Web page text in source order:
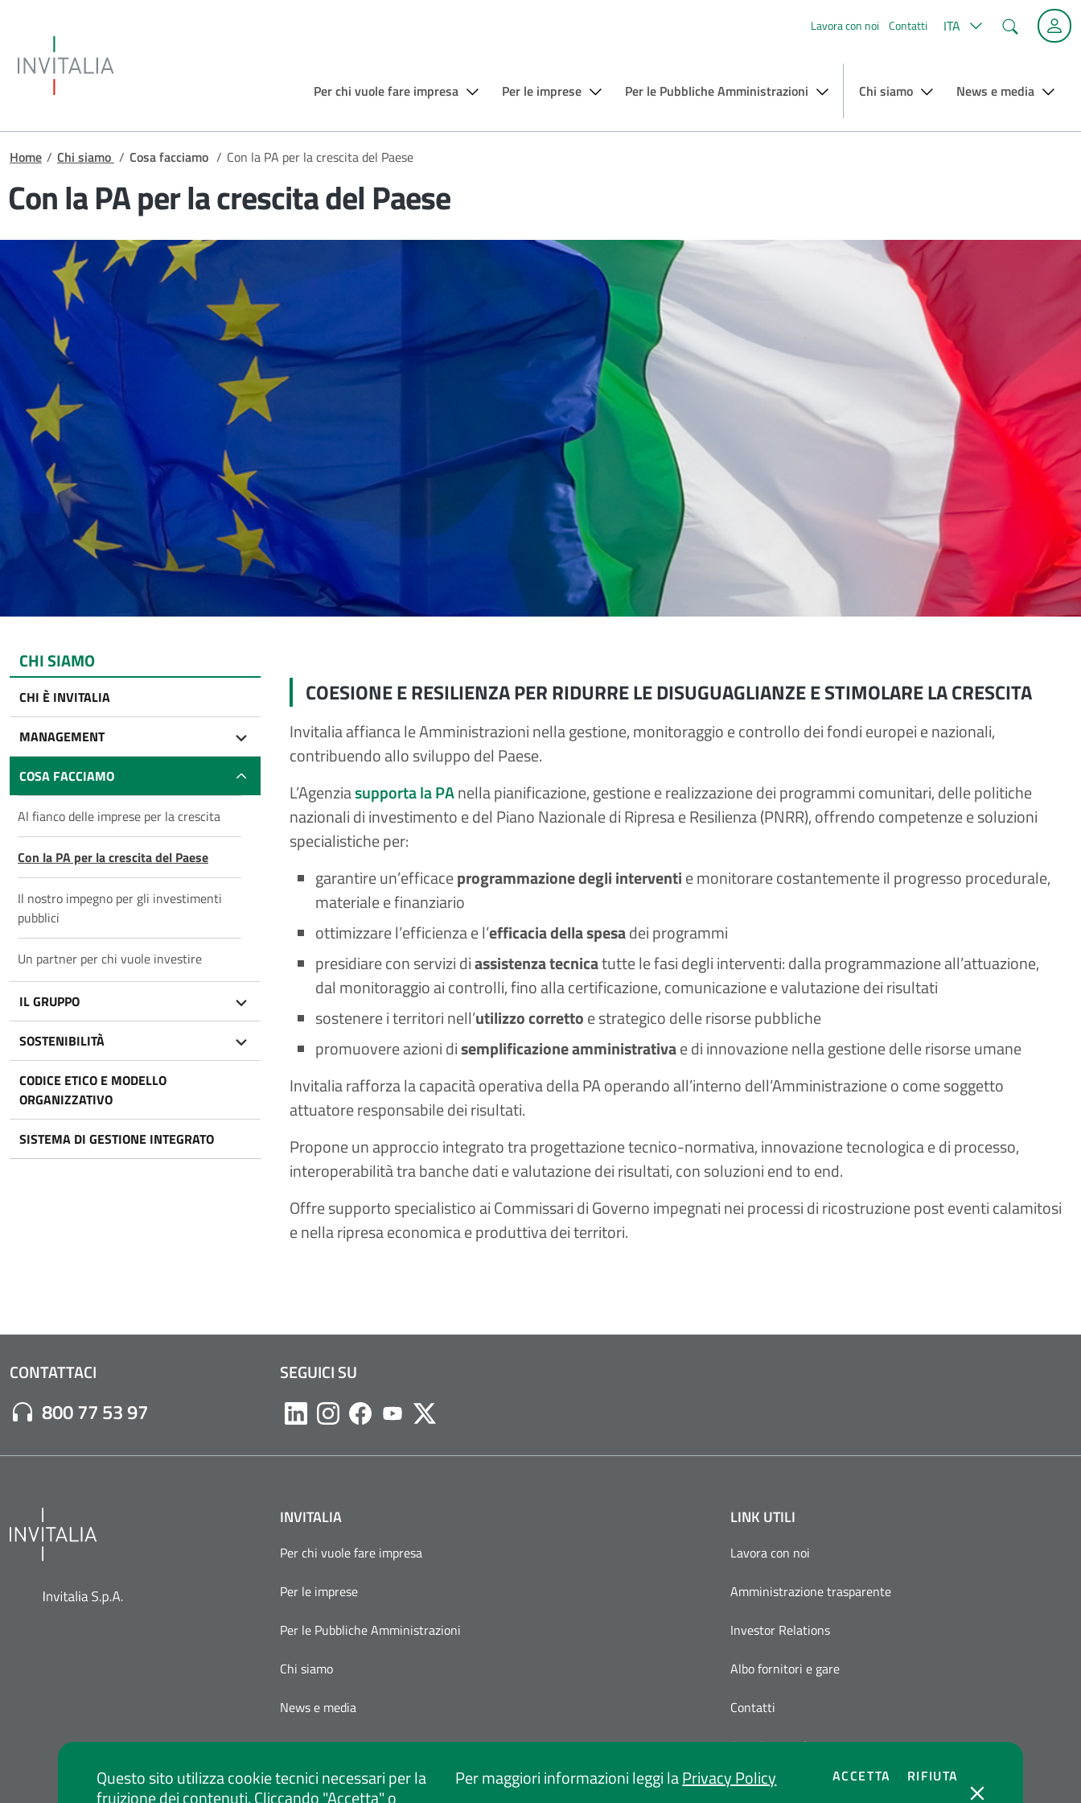
Questo sito utilizza cookie tecnici necessari per la
fruizione dei contenuti. Cliccando "Accetta" o
Per maggiori informazioni leggi laPrivacy Policy ACCETTA COOKIES
RIFIUTA
Lavora con noi Contatti ITA Cerca
Per chi vuole fare impresa Per le imprese Per le Pubbliche Amministrazioni Chi siamo News e media
Briciole di pane
Home / Chi siamo / Cosa facciamo / Con la PA per la crescita del Paese
Con la PA per la crescita del Paese
CHI SIAMO
CHI È INVITALIA
MANAGEMENT
COSA FACCIAMO
Al fianco delle imprese per la crescita
Con la PA per la crescita del Paese
Il nostro impegno per gli investimenti
pubblici
Un partner per chi vuole investire
IL GRUPPO
SOSTENIBILITÀ
CODICE ETICO E MODELLO
ORGANIZZATIVO
SISTEMA DI GESTIONE INTEGRATO
COESIONE E RESILIENZA PER RIDURRE LE DISUGUAGLIANZE E STIMOLARE LA CRESCITA
Invitalia affianca le Amministrazioni nella gestione, monitoraggio e controllo dei fondi europei e nazionali,
contribuendo allo sviluppo del Paese.
L’Agenziasupporta la PAnella pianificazione, gestione e realizzazione dei programmi comunitari, delle politiche
nazionali di investimento e del Piano Nazionale di Ripresa e Resilienza (PNRR), offrendo competenze e soluzioni
specialistiche per:
garantire un’efficaceprogrammazione degli interventie monitorare costantemente il progresso procedurale,
materiale e finanziario
ottimizzare l’efficienza e l’efficacia della spesadei programmi
presidiare con servizi diassistenza tecnicatutte le fasi degli interventi: dalla programmazione all’attuazione,
dal monitoraggio ai controlli, fino alla certificazione, comunicazione e valutazione dei risultati
sostenere i territori nell’utilizzo correttoe strategico delle risorse pubbliche
promuovere azioni disemplificazione amministrativae di innovazione nella gestione delle risorse umane
Invitalia rafforza la capacità operativa della PA operando all’interno dell’Amministrazione o come soggetto
attuatore responsabile dei risultati.
Propone un approccio integrato tra progettazione tecnico-normativa, innovazione tecnologica e di processo,
interoperabilità tra banche dati e valutazione dei risultati, con soluzioni end to end.
Offre supporto specialistico ai Commissari di Governo impegnati nei processi di ricostruzione post eventi calamitosi
e nella ripresa economica e produttiva dei territori.
CONTATTACI
Numero di Telefono:
800 77 53 97
SEGUICI SU
LikedinInstagram
Facebook
YoutubeTwitter
INVITALIA
Per chi vuole fare impresa
Per le imprese
Per le Pubbliche Amministrazioni
Chi siamo
News e media
LINK UTILI
Lavora con noi
Amministrazione trasparente
Investor Relations
Albo fornitori e gare
Contatti
Area Personale